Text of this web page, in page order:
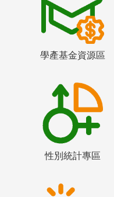
學產基金資源區
性別統計專區